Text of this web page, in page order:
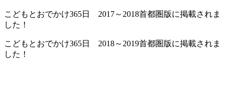
こどもとおでかけ365日 2017～2018首都圏版に掲載されま
した！
こどもとおでかけ365日 2018～2019首都圏版に掲載されま
した！